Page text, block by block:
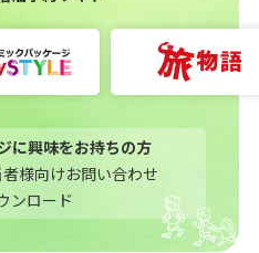
に興味をお持ちの方
様向けお問い合わせ
ンロード